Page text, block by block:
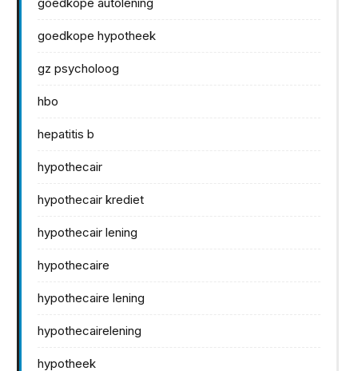
goedkope hypotheek
gz psycholoog
hbo
hepatitis b
hypothecair
hypothecair krediet
hypothecair lening
hypothecaire
hypothecaire lening
hypothecairelening
hypotheek